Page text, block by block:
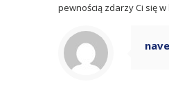
pewnością zdarzy Ci się